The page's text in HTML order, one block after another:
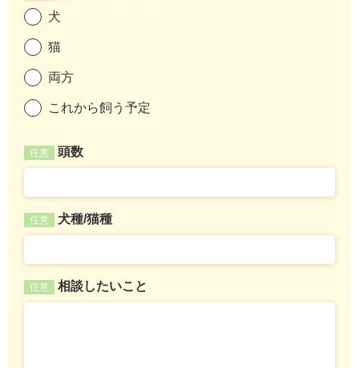
犬
猫
両方
これから飼う予定
任意 頭数
任意 犬種/猫種
任意 相談したいこと